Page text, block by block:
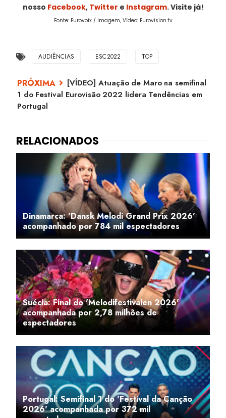
nosso Facebook, Twitter e Instagram. Visite já!
Fonte: Eurovoix / Imagem, Vídeo: Eurovision.tv
AUDIÊNCIAS ESC2022 TOP
[VÍDEO] Atuação de Maro na semifinal
1 do Festival Eurovisão 2022 lidera Tendências em
Portugal
Dinamarca: 'Dansk Melodi Grand Prix 2026'
acompanhado por 784 mil espectadores
Suécia: Final do 'Melodifestivalen 2026'
acompanhada por 2,78 milhões de
espectadores
Portugal: Semifinal 1 do 'Festival da Canção
2026' acompanhada por 372 mil